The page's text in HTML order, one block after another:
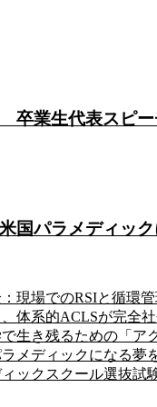
業生代表スピ
国パラメディッ
現場でのRSIと循環
体系的ACLSが完全
生き残るための「ア
メディックになる夢
ックスクール選抜試